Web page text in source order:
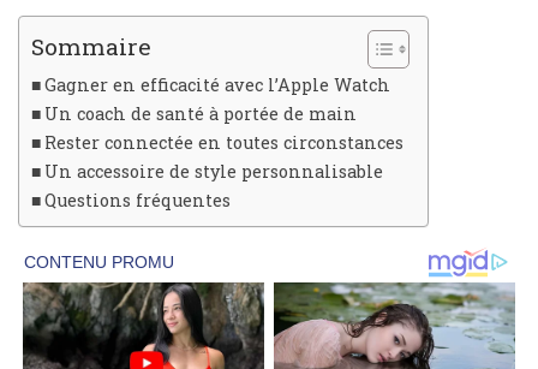
Sommaire
Gagner en efficacité avec l’Apple Watch
Un coach de santé à portée de main
Rester connectée en toutes circonstances
Un accessoire de style personnalisable
Questions fréquentes